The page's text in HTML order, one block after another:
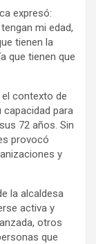
expresó:
mi edad,
tienen la
que tienen que
contexto de
para
72 años. Sin
provocó
y
la alcaldesa
activa y
otros
que